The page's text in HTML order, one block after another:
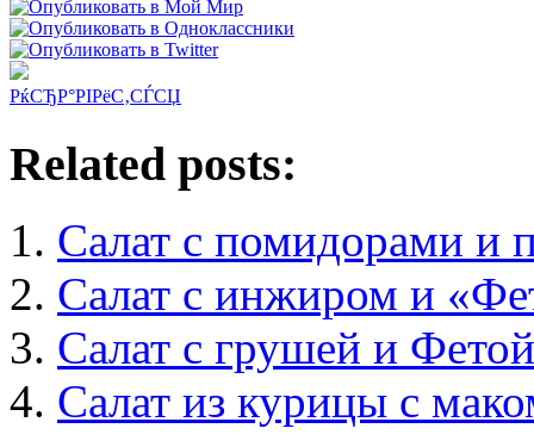
РќСЂР°РІРёС‚СЃСЏ
Related posts:
Салат с помидорами и
Салат с инжиром и
Салат с грушей и Фетой
Салат из курицы с